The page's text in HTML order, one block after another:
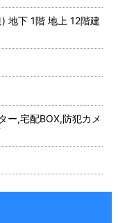
地下 1階 地上 12階建
ー,宅配BOX,防犯カメ